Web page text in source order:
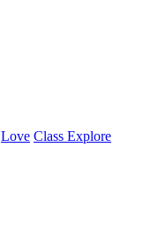
Love Class Explore